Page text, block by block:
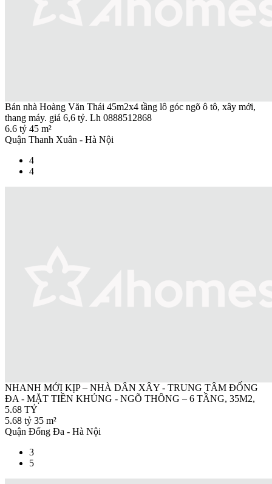
Bán nhà Hoàng Văn Thái 45m2x4 tầng lô góc ngõ ô tô, xây mới,
thang máy. giá 6,6 tỷ. Lh 0888512868
6.6 tỷ 45 m²
Quận Thanh Xuân - Hà Nội
4
4
NHANH MỚI KỊP – NHÀ DÂN XÂY - TRUNG TÂM ĐỐNG
ĐA - MẶT TIỀN KHỦNG - NGÕ THÔNG – 6 TẦNG, 35M2,
5.68 TỶ
5.68 tỷ 35 m²
Quận Đống Đa - Hà Nội
3
5